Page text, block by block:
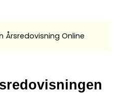
Årsredovisning Online